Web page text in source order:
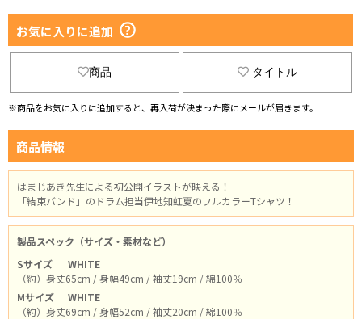
お気に入りに追加
商品 タイトル
※商品をお気に入りに追加すると、再入荷が決まった際にメールが届きます。
商品情報
はまじあき先生による初公開イラストが映える！
「結束バンド」のドラム担当伊地知虹夏のフルカラーTシャツ！
製品スペック（サイズ・素材など）
Sサイズ
WHITE
（約）身丈65cm / 身幅49cm / 袖丈19cm / 綿100％
Mサイズ
WHITE
（約）身丈69cm / 身幅52cm / 袖丈20cm / 綿100％